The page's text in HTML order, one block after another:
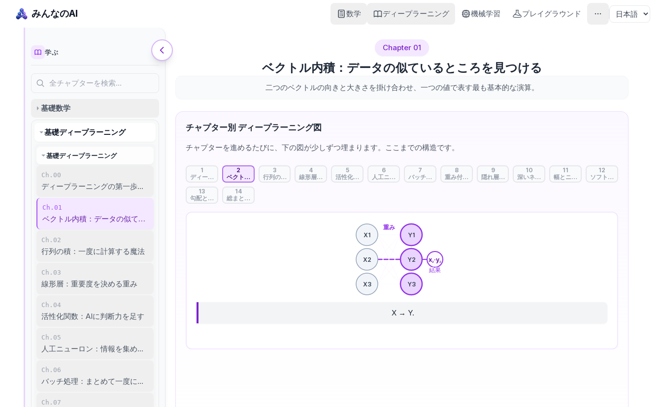
みんなのAI 数学 ディープラーニング 機械学習 プレイグラウンド
学ぶ
全チャプターを検索…
基礎数学
基礎ディープラーニング
基礎ディープラーニング
Ch.00
ディープラーニングの第一歩：AIはどう考える？
Ch.01
ベクトル内積：データの似ているところを見つける
Ch.02
行列の積：一度に計算する魔法
Ch.03
線形層：重要度を決める重み
Ch.04
活性化関数：AIに判断力を足す
Ch.05
人工ニューロン：情報を集め信号を送る単位
Ch.06
バッチ処理：まとめて一度に学習
Ch.07
Chapter 01
ベクトル内積：データの似ているところを見つける
二つのベクトルの向きと大きさを掛け合わせ、一つの値で表す最も基本的な演算。
チャプター別 ディープラーニング図
チャプターを進めるたびに、下の図が少しずつ埋まります。ここまでの構造です。
1
ディープラーニングの第一歩：AIはどう考える？
2
ベクトル内積：データの似ているところを見つける
3
行列の積：一度に計算する魔法
4
線形層：重要度を決める重み
5
活性化関数：AIに判断力を足す
6
人工ニューロン：情報を集め信号を送る単位
7
バッチ処理：まとめて一度に学習
8
重み付き結合：知性を作る無数の鎖
9
隠れ層：見えない思考の深さ
10
深いネットワーク：より複雑な問題を解く力
11
幅とニューロン：一度に多くの特徴を見
12
ソフトマックス：結果を
13
勾配と逆伝播：失敗から学ぶ
14
総まとめ：ひと目で見るAIマップ
X1
X2
X3
Y1
Y2
Y3
重み
x₂·y₂
結果
X → Y.